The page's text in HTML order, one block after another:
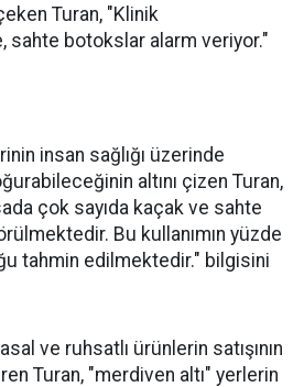
Turan, "Klinik
sahte botokslar alarm veriyor."
insan sağlığı üzerinde
altını çizen Turan,
çok sayıda kaçak ve sahte
Bu kullanımın yüzde
tahmin edilmektedir." bilgisini
ve ruhsatlı ürünlerin satışının
Turan, "merdiven altı" yerlerin